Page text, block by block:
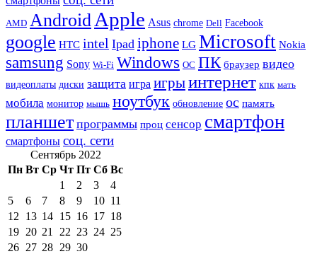
AMD Android Apple Asus chrome Dell Facebook
google HTC intel Ipad iphone LG Microsoft Nokia
samsung Sony Wi-Fi Windows ОС ПК браузер видео
видеоплаты диски защита игра игрыинтернет кпк мать
мобила монитор мышь ноутбук обновление ос память
планшет программы проц сенсор смартфон
смартфоны соц. сети
Сентябрь 2022
Пн Вт Ср Чт Пт Сб Вс
1
2 3
4
5
6 7 8 9 10 11
12
13 14 15 16 17 18
19 20 21 22 23 24 25
26 27 28 29 30